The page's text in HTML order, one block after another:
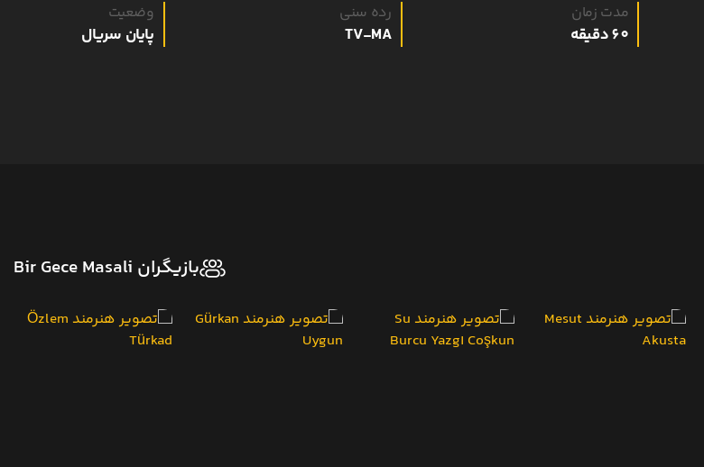
مدت زمان
60 دقیقه
رده سنی
TV-MA
وضعیت
پایان سریال
بازیگران Bir Gece Masali